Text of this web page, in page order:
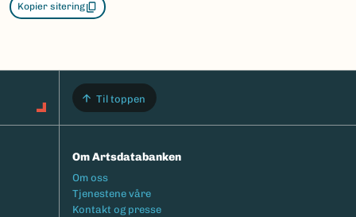
Kopier sitering
Til toppen
Om Artsdatabanken
Footermeny
Om oss
Tjenestene våre
Kontakt og presse